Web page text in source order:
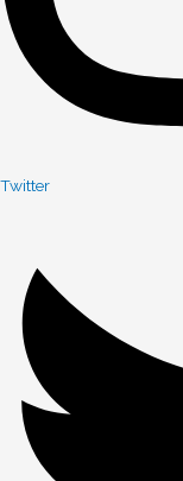
Twitter